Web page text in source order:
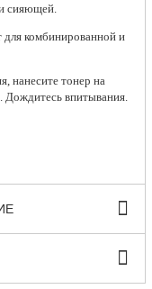
сияющей.
для комбинированной и
нанесите тонер на
Дождитесь впитывания.